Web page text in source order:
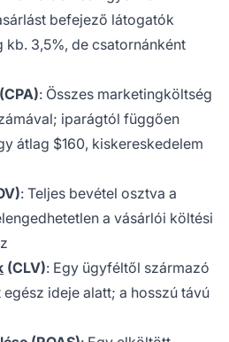
befejező látogatók
3,5%, de csatornánként
: Összes marketingköltség
iparágtól függően
átlag $160, kiskereskedelem
: Teljes bevétel osztva a
a vásárlói költési
(CLV): Egy ügyféltől származó
ideje alatt; a hosszú távú